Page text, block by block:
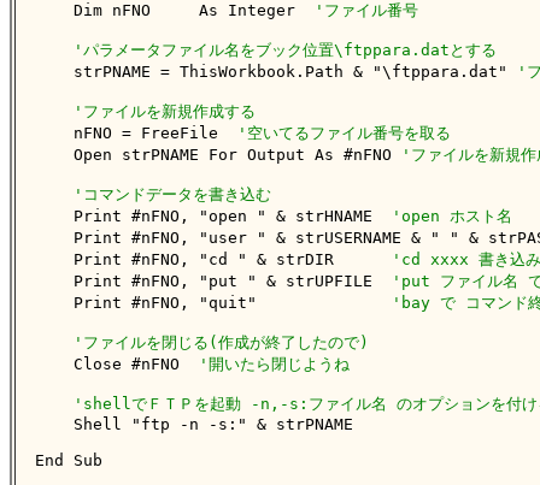
    Dim nFNO     As Integer
'ファイル番号
'パラメータファイル名をブック位置\ftppara.datとする
    strPNAME = ThisWorkbook.Path & "\ftppara.dat"
'
'ファイルを新規作成する
    nFNO = FreeFile
'空いてるファイル番号を取る
    Open strPNAME For Output As #nFNO
'ファイルを新規作
'コマンドデータを書き込む
    Print #nFNO, "open " & strHNAME
'open ホスト名
Print #nFNO, "user " & strUSERNAME & " " &
    Print #nFNO, "cd " & strDIR
'cd xxxx 書き込み
    Print #nFNO, "put " & strUPFILE
'put ファイル名 で
    Print #nFNO, "quit"
'bay で コマンド
'ファイルを閉じる(作成が終了したので)
    Close #nFNO
'開いたら閉じようね
'shellでＦＴＰを起動 -n,-s:ファイル名 のオプションを付け
    Shell "ftp -n -s:" & strPNAME
End Sub